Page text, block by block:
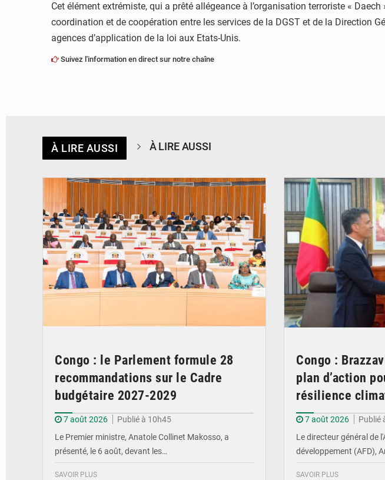
Cet élément extrémiste, qui a prêté allégeance à l’organisation terroriste «
coordination et de coopération entre les services de la DGST et de la Direction
agences d’application de la loi aux Etats-Unis.
Suivez l'information en direct sur notre chaîne
À LIRE AUSSI À LIRE AUSSI
Congo : le Parlement formule 28
recommandations sur le Cadre
budgétaire 2027-2029
7 août 2026
Publié à 10h45
Le Premier ministre, Anatole Collinet Makosso, a
présenté, le 6 août, devant les…
SAVOIR PLUS
Congo :
plan d’action
résilience
7 août 2026
Publié
Le directeur général de
développement (AFD),
SAVOIR PLUS